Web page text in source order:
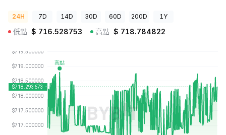
24H 7D 14D 30D 60D 200D 1Y
低點 $ 716.528753 高點 $ 718.784822